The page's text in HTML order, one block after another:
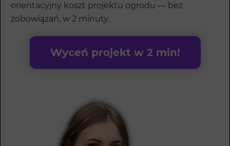
orientacyjny koszt projektu ogrodu — bez
zobowiązań, w 2 minuty.
Wyceń projekt w 2 min!